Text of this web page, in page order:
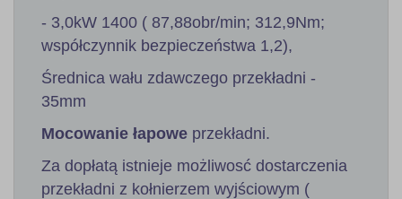
- 3,0kW 1400 ( 87,88obr/min; 312,9Nm;
współczynnik bezpieczeństwa 1,2),
Średnica wału zdawczego przekładni -
35mm
Mocowanie łapowe przekładni.
Za dopłatą istnieje możliwosć dostarczenia
przekładni z kołnierzem wyjściowym (